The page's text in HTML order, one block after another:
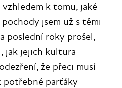
vzhledem k tomu, jaké
jsem už s těmi
poslední roky prošel,
jak jejich kultura
že přeci musí
potřebné parťáky